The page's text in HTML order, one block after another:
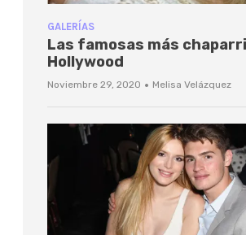
GALERÍAS
Las famosas más
Hollywood
Noviembre 29, 2020 · Melisa Velázquez